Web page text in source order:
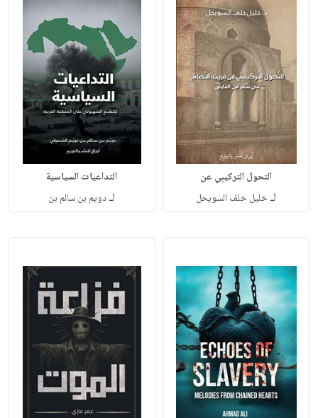
التحول التركيبي عن
لـخليل خلف السويحل
التداعيات السياسية
لـدويم بن سالم بن